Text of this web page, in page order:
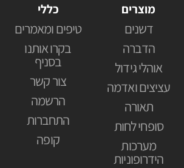
מוצרים
דשנים
הדברה
אוהלי גידול
עציצים ואדמה
תאורה
סופחי לחות
מערכות
הידרופוניות
כללי
טיפים ומאמרים
בקרו אותנו
בסניף
צור קשר
הרשמה
התחברות
קופה